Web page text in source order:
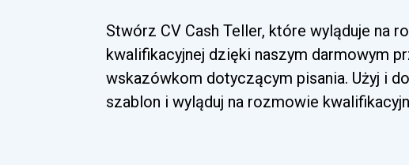
Stwórz CV Cash Teller, które wyląduje na
kwalifikacyjnej dzięki naszym darmowym
wskazówkom dotyczącym pisania. Użyj i
szablon i wyląduj na rozmowie